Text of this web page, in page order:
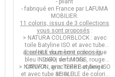
- pliant
- fabriqué en France par LAFUMA
MOBILIER.
11 coloris, issus de 3 collections
vous sont proposés :
> NATURA COLORBLOCK: avec
toile Batyline ISO et avec tube
acier HLE du même coloris que
celui de la toile
5 coloris vous sont proposés:
bleu INDIGO, vert MOSS, rouge
CANYON, gris TERRE et beige
SEIGLE
> NATURA: avec toile Batyline ISO
et avec tube acier HLE de coloris